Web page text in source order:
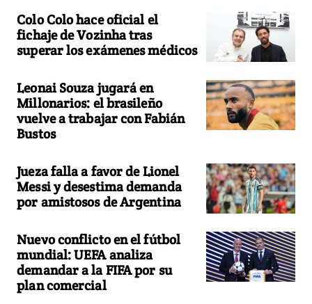
Colo Colo hace oficial el
fichaje de Vozinha tras
superar los exámenes médicos
Leonai Souza jugará en
Millonarios: el brasileño
vuelve a trabajar con Fabián
Bustos
Jueza falla a favor de Lionel
Messi y desestima demanda
por amistosos de Argentina
Nuevo conflicto en el fútbol
mundial: UEFA analiza
demandar a la FIFA por su
plan comercial